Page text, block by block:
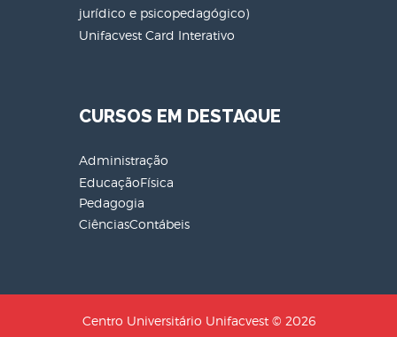
jurídico e psicopedagógico)
Unifacvest Card Interativo
CURSOS EM DESTAQUE
Administração
EducaçãoFísica
Pedagogia
CiênciasContábeis
Centro Universitário Unifacvest © 2026